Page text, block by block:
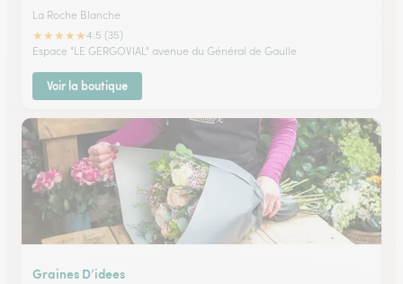
La Roche Blanche
★★★★★4.5 (35)
Espace "LE GERGOVIAL" avenue du Général de Gaulle
Voir la boutique
Graines D’idees